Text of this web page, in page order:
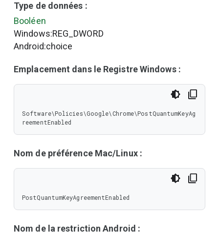
Type de données :
Booléen
Windows:REG_DWORD
Android:choice
Emplacement dans le Registre Windows :
Software\Policies\Google\Chrome\PostQuantumKeyAg
reementEnabled
Nom de préférence Mac/Linux :
PostQuantumKeyAgreementEnabled
Nom de la restriction Android :